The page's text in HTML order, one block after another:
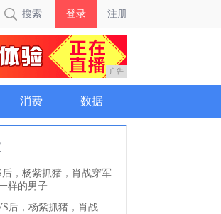
搜索 登录 注册
广告
消费 数据
明星回村前VS后，杨紫抓猪，肖战穿军大衣，